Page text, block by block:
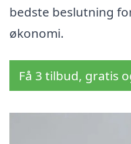
bedste beslutning
økonomi.
Få 3 tilbud, gratis